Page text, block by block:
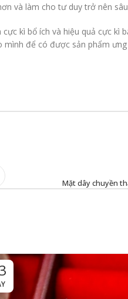
và làm cho tư duy trở nên
kì bổ ích và hiệu quả cực kì
để có được sản phẩm
Mặt dây chuyền